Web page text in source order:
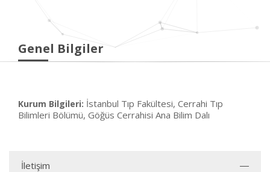
Genel Bilgiler
Kurum Bilgileri: İstanbul Tıp Fakültesi, Cerrahi Tıp
Bilimleri Bölümü, Göğüs Cerrahisi Ana Bilim Dalı
İletişim